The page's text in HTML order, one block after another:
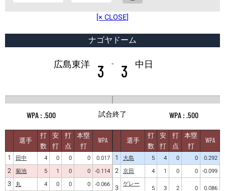
[× CLOSE]
ナゴヤドーム
広島東洋 3 - 3 中日
.500 試合終了 .500
選手
打
数
安
打
打
点
本塁
打
WPA
1 田中 4 0 0 0 0.017
2 菊池 5 1 0 0 -0.114
3 丸 4 0 0 0 -0.066
選手
打
数
安
打
打
点
本塁
打
WPA
1 大島 5 4 0 0 0.292
2 京田 4 1 0 0 -0.099
3 ゲレー
5 3 2 0 0.086